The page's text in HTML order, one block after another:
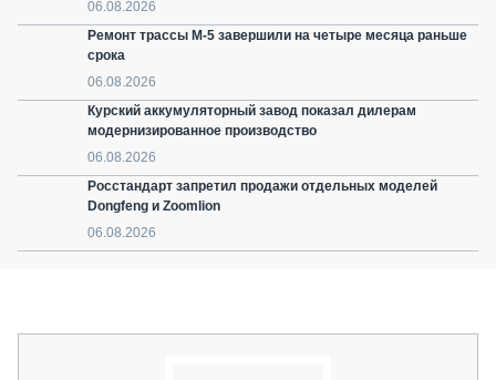
06.08.2026
Ремонт трассы М-5 завершили на четыре месяца раньше
срока
06.08.2026
Курский аккумуляторный завод показал дилерам
модернизированное производство
06.08.2026
Росстандарт запретил продажи отдельных моделей
Dongfeng и Zoomlion
06.08.2026